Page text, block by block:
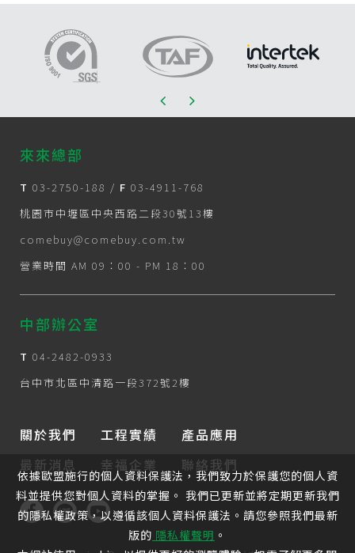
來來總部
T 03-2750-188 / F 03-4911-768
桃園市中壢區中央西路二段30號13樓
comebuy@comebuy.com.tw
營業時間 AM 09：00 - PM 18：00
中部辦公室
T 04-2482-0933
台中市北區中清路一段372號2樓
關於我們 工程實績
產品應用
最新消息
幸福企業 聯絡我們
依據歐盟施行的個人資料保護法，我們致力於保護您的個人資
料並提供您對個人資料的掌握。 我們已更新並將定期更新我們
的隱私權政策，以遵循該個人資料保護法。請您參照我們最新
版的 隱私權聲明 。